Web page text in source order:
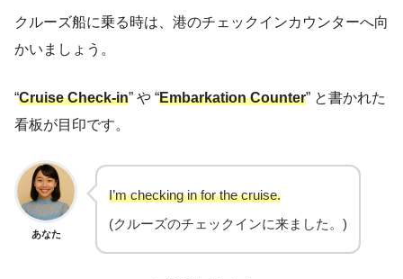
クルーズ船に乗る時は、港のチェックインカウンターへ向
かいましょう。
“Cruise Check-in” や “Embarkation Counter” と書かれた
看板が目印です。
あなた
I’m checking in for the cruise.
(クルーズのチェックインに来ました。)